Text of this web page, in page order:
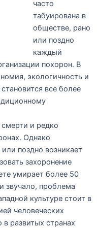
часто
табуирована в
обществе, рано
или поздно
каждый
похорон. В
экологичность и
все более
и редко
Однако
поздно возникает
захоронение
умирает более 50
звучало, проблема
культуре стоит в
человеческих
развитых странах